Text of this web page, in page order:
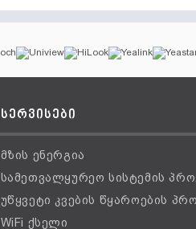
სერვისები
მზის ენერგია
სამეთვალყურეო სისტემის
უწყვეტი კვების წყაროების
WiFi ქსელი